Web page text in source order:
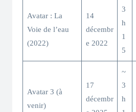
Avatar : La
Voie de l’eau
(2022)
14
décembr
e 2022
3
h
1
5
Avatar 3 (à
venir)
17
décembr
~
3
h